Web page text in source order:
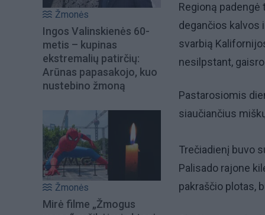
Žmonės
Ingos Valinskienės 60-
metis – kupinas
ekstremalių patirčių:
Arūnas papasakojo, kuo
nustebino žmoną
Žmonės
Mirė filme „Žmogus
Regioną
degančios kalvos
svarbią
nesilpstant,
Pastarosiomis
siaučiančius
Trečiadienį buvo
Palisado rajone
pakraščio plotas,